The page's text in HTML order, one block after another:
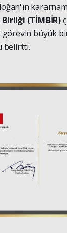
(TİMBİR)
görevin büyük
belirtti.